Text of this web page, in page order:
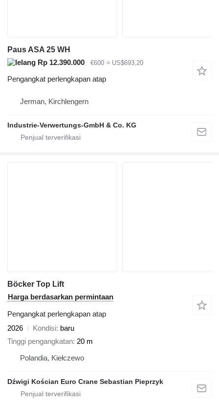
Paus ASA 25 WH
Rp 12.390.000
€600 ≈ US$693,20
Pengangkat perlengkapan atap
Jerman, Kirchlengern
Industrie-Verwertungs-GmbH & Co. KG
Böcker Top Lift
Harga berdasarkan permintaan
Pengangkat perlengkapan atap
2026
Kondisi baru
Tinggi pengangkatan 20 m
Polandia, Kiełczewo
Dźwigi Kościan Euro Crane Sebastian Pieprzyk